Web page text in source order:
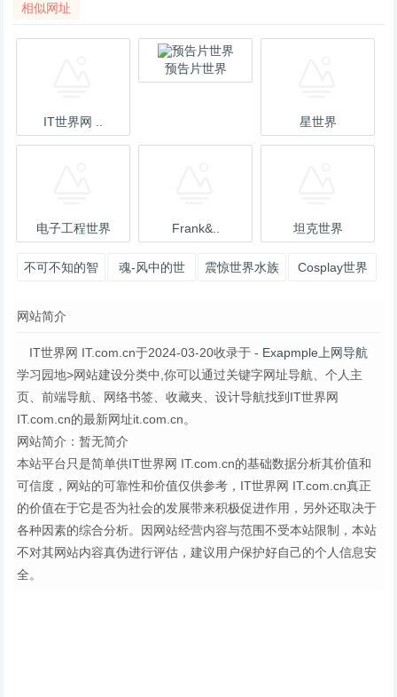
相似网址
IT世界网 ..
预告片世界
星世界
电子工程世界 Frank&.. 坦克世界
不可不知的智
界游网World
魂-风中的世
震惊世界水族
家
Cosplay世界
网站简介
IT世界网 IT.com.cn于2024-03-20收录于 - Exapmple上网导航
学习园地>网站建设分类中,你可以通过关键字网址导航、个人主
页、前端导航、网络书签、收藏夹、设计导航找到IT世界网
IT.com.cn的最新网址it.com.cn。
网站简介：暂无简介
本站平台只是简单供IT世界网 IT.com.cn的基础数据分析其价值和
可信度，网站的可靠性和价值仅供参考，IT世界网 IT.com.cn真正
的价值在于它是否为社会的发展带来积极促进作用，另外还取决于
各种因素的综合分析。因网站经营内容与范围不受本站限制，本站
不对其网站内容真伪进行评估，建议用户保护好自己的个人信息安
全。